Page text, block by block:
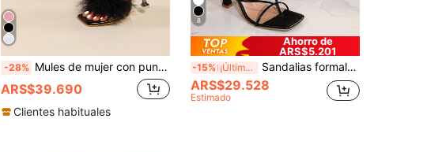
-28% Mules de mujer con puntera cuadrada y abierta, con tacón de aguja transparente y plataforma de peluche, versátiles y de moda, para looks de primavera y verano
ARS$39.690
Clientes habituales
8
Ahorro de
ARS$5.201
-15% ¡Últimos 3 días Sandalias formales de satén con correa envolvente elegante con estampado de caimán para mujer, adecuadas para galas, fiestas de empresa, invitadas de boda, color negro/blanco, material sintético, correas cómodas, la textura de caimán agrega una sensación de lujo, tacón grueso para un uso prolongado, combina con un vestido de satén maxi o un atuendo elegante
ARS$29.528
Estimado